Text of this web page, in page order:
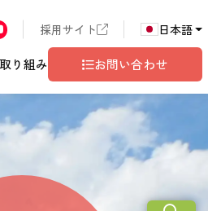
採用サイト 日本語
り組み お問い合わせ